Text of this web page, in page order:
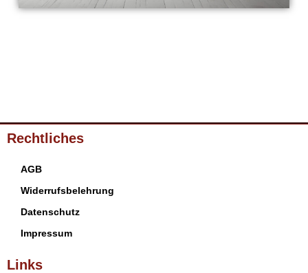
Rechtliches
AGB
Widerrufsbelehrung
Datenschutz
Impressum
Links